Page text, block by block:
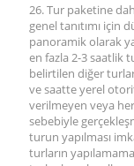
26. Tur paketine
genel tanıtımı için
panoramik olarak
en fazla 2-3 saatlik
belirtilen diğer
ve saatte yerel
verilmeyen veya
sebebiyle
turun yapılması
turların